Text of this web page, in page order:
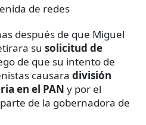
de redes
después de que Miguel
su solicitud de
de que su intento de
causara división
en el PAN y por el
de la gobernadora de